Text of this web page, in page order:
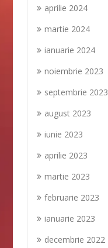
aprilie 2024
martie 2024
ianuarie 2024
noiembrie 2023
septembrie 2023
august 2023
iunie 2023
aprilie 2023
martie 2023
februarie 2023
ianuarie 2023
decembrie 2022